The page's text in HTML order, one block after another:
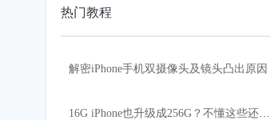
热门教程
解密iPhone手机双摄像头及镜头凸出原因
16G iPhone也升级成256G？不懂这些还真的不行！